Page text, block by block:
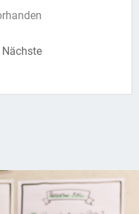
Nächste